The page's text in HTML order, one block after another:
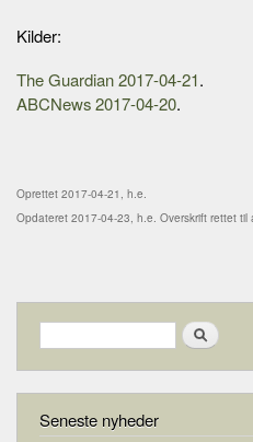
Kilder:
The Guardian 2017-04-21.
ABCNews 2017-04-20.
Oprettet 2017-04-21, h.e.
Opdateret 2017-04-23, h.e. Overskrift rettet
Search form
Search
Seneste nyheder